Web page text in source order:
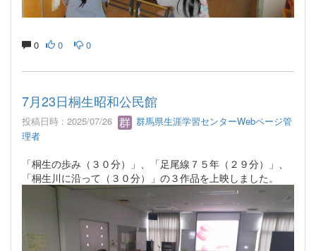
0 0 0
7月23日桐生昭和公民館
投稿日時 : 2025/07/26
群馬県生涯学習センターWebページ管
理者
「桐生の歩み（３０分）」、「足尾線７５年（２９分）」、
「桐生川に沿って（３０分）」の３作品を上映しました。